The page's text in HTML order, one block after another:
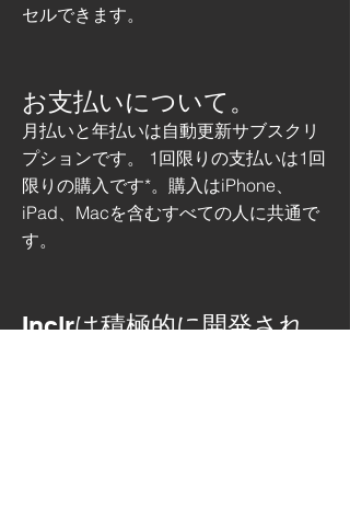
セルできます。
お支払いについて。
月払いと年払いは自動更新サブスクリ
プションです。 1回限りの支払いは1回
限りの購入です*。購入はiPhone、
iPad、Macを含むすべての人に共通で
す。
Inclrは積極的に開発され